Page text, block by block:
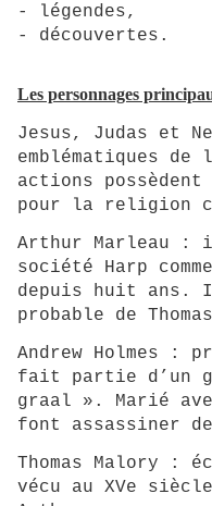
- légendes,
- découvertes .
Les personnages
Jesus, Judas et
emblématiques
actions
pour la religion
Arthur Marleau
société Harp
depuis huit ans.
probable de
Andrew Holmes :
fait partie d’un
graal ». Marié
font assassiner
Thomas Malory :
vécu au XVe